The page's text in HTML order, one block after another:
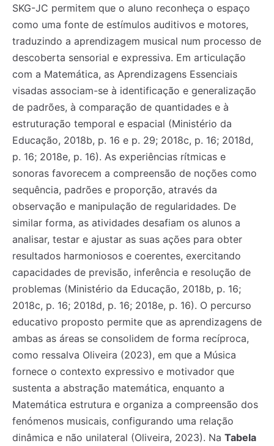
SKG-JC permitem que o aluno reconheça o espaço
como uma fonte de estímulos auditivos e motores,
traduzindo a aprendizagem musical num processo de
descoberta sensorial e expressiva. Em articulação
com a Matemática, as Aprendizagens Essenciais
visadas associam-se à identificação e generalização
de padrões, à comparação de quantidades e à
estruturação temporal e espacial (Ministério da
Educação, 2018b, p. 16 e p. 29; 2018c, p. 16; 2018d,
p. 16; 2018e, p. 16). As experiências rítmicas e
sonoras favorecem a compreensão de noções como
sequência, padrões e proporção, através da
observação e manipulação de regularidades. De
similar forma, as atividades desafiam os alunos a
analisar, testar e ajustar as suas ações para obter
resultados harmoniosos e coerentes, exercitando
capacidades de previsão, inferência e resolução de
problemas (Ministério da Educação, 2018b, p. 16;
2018c, p. 16; 2018d, p. 16; 2018e, p. 16). O percurso
educativo proposto permite que as aprendizagens de
ambas as áreas se consolidem de forma recíproca,
como ressalva Oliveira (2023), em que a Música
fornece o contexto expressivo e motivador que
sustenta a abstração matemática, enquanto a
Matemática estrutura e organiza a compreensão dos
fenómenos musicais, configurando uma relação
dinâmica e não unilateral (Oliveira, 2023). Na Tabela